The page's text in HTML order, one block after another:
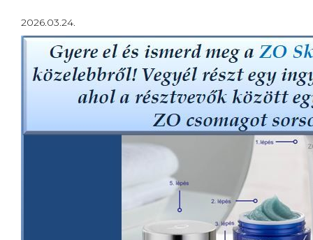
2026.03.24.